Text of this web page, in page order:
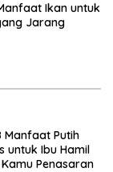
Ikan untuk
Jarang
Manfaat Putih
untuk Ibu Hamil
Penasaran